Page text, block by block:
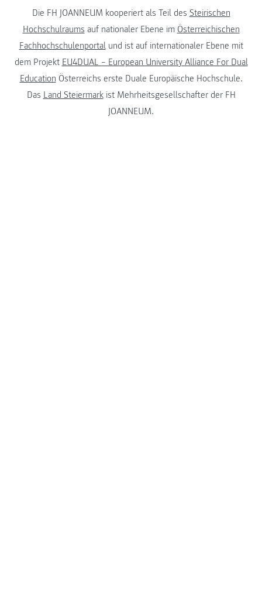
Die FH JOANNEUM kooperiert als Teil des Steirischen
Hochschulraums auf nationaler Ebene im Österreichischen
Fachhochschulenportalund ist auf internationaler Ebene mit
dem Projekt EU4DUAL – European University Alliance For Dual
Education Österreichs erste Duale Europäische Hochschule.
Das Land Steiermarkist Mehrheitsgesellschafter der FH
JOANNEUM.